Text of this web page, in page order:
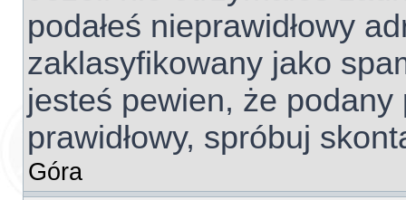
podałeś nieprawidłowy
zaklasyfikowany jako
jesteś pewien, że
prawidłowy, spróbuj
Góra